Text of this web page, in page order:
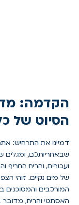
הקדמה:
הסיוט של
דמיינו את התרחיש:
שבאחריותכם, ומגלים
ועכורים, והריח
של מים נקיים. זוהי
המורכבים
האסתטי והריח,